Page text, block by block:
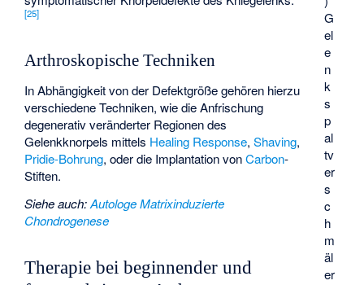
G
el
e
n
k
s
p
al
tv
er
s
c
h
m
äl
er
[25]
Arthroskopische Techniken
In Abhängigkeit von der Defektgröße gehören hierzu
verschiedene Techniken, wie die Anfrischung
degenerativ veränderter Regionen des
Gelenkknorpels mittels Healing Response,Shaving,
Pridie-Bohrung, oder die Implantation vonCarbon-
Stiften.
Siehe auch:Autologe Matrixinduzierte
Chondrogenese
Therapie bei beginnender und